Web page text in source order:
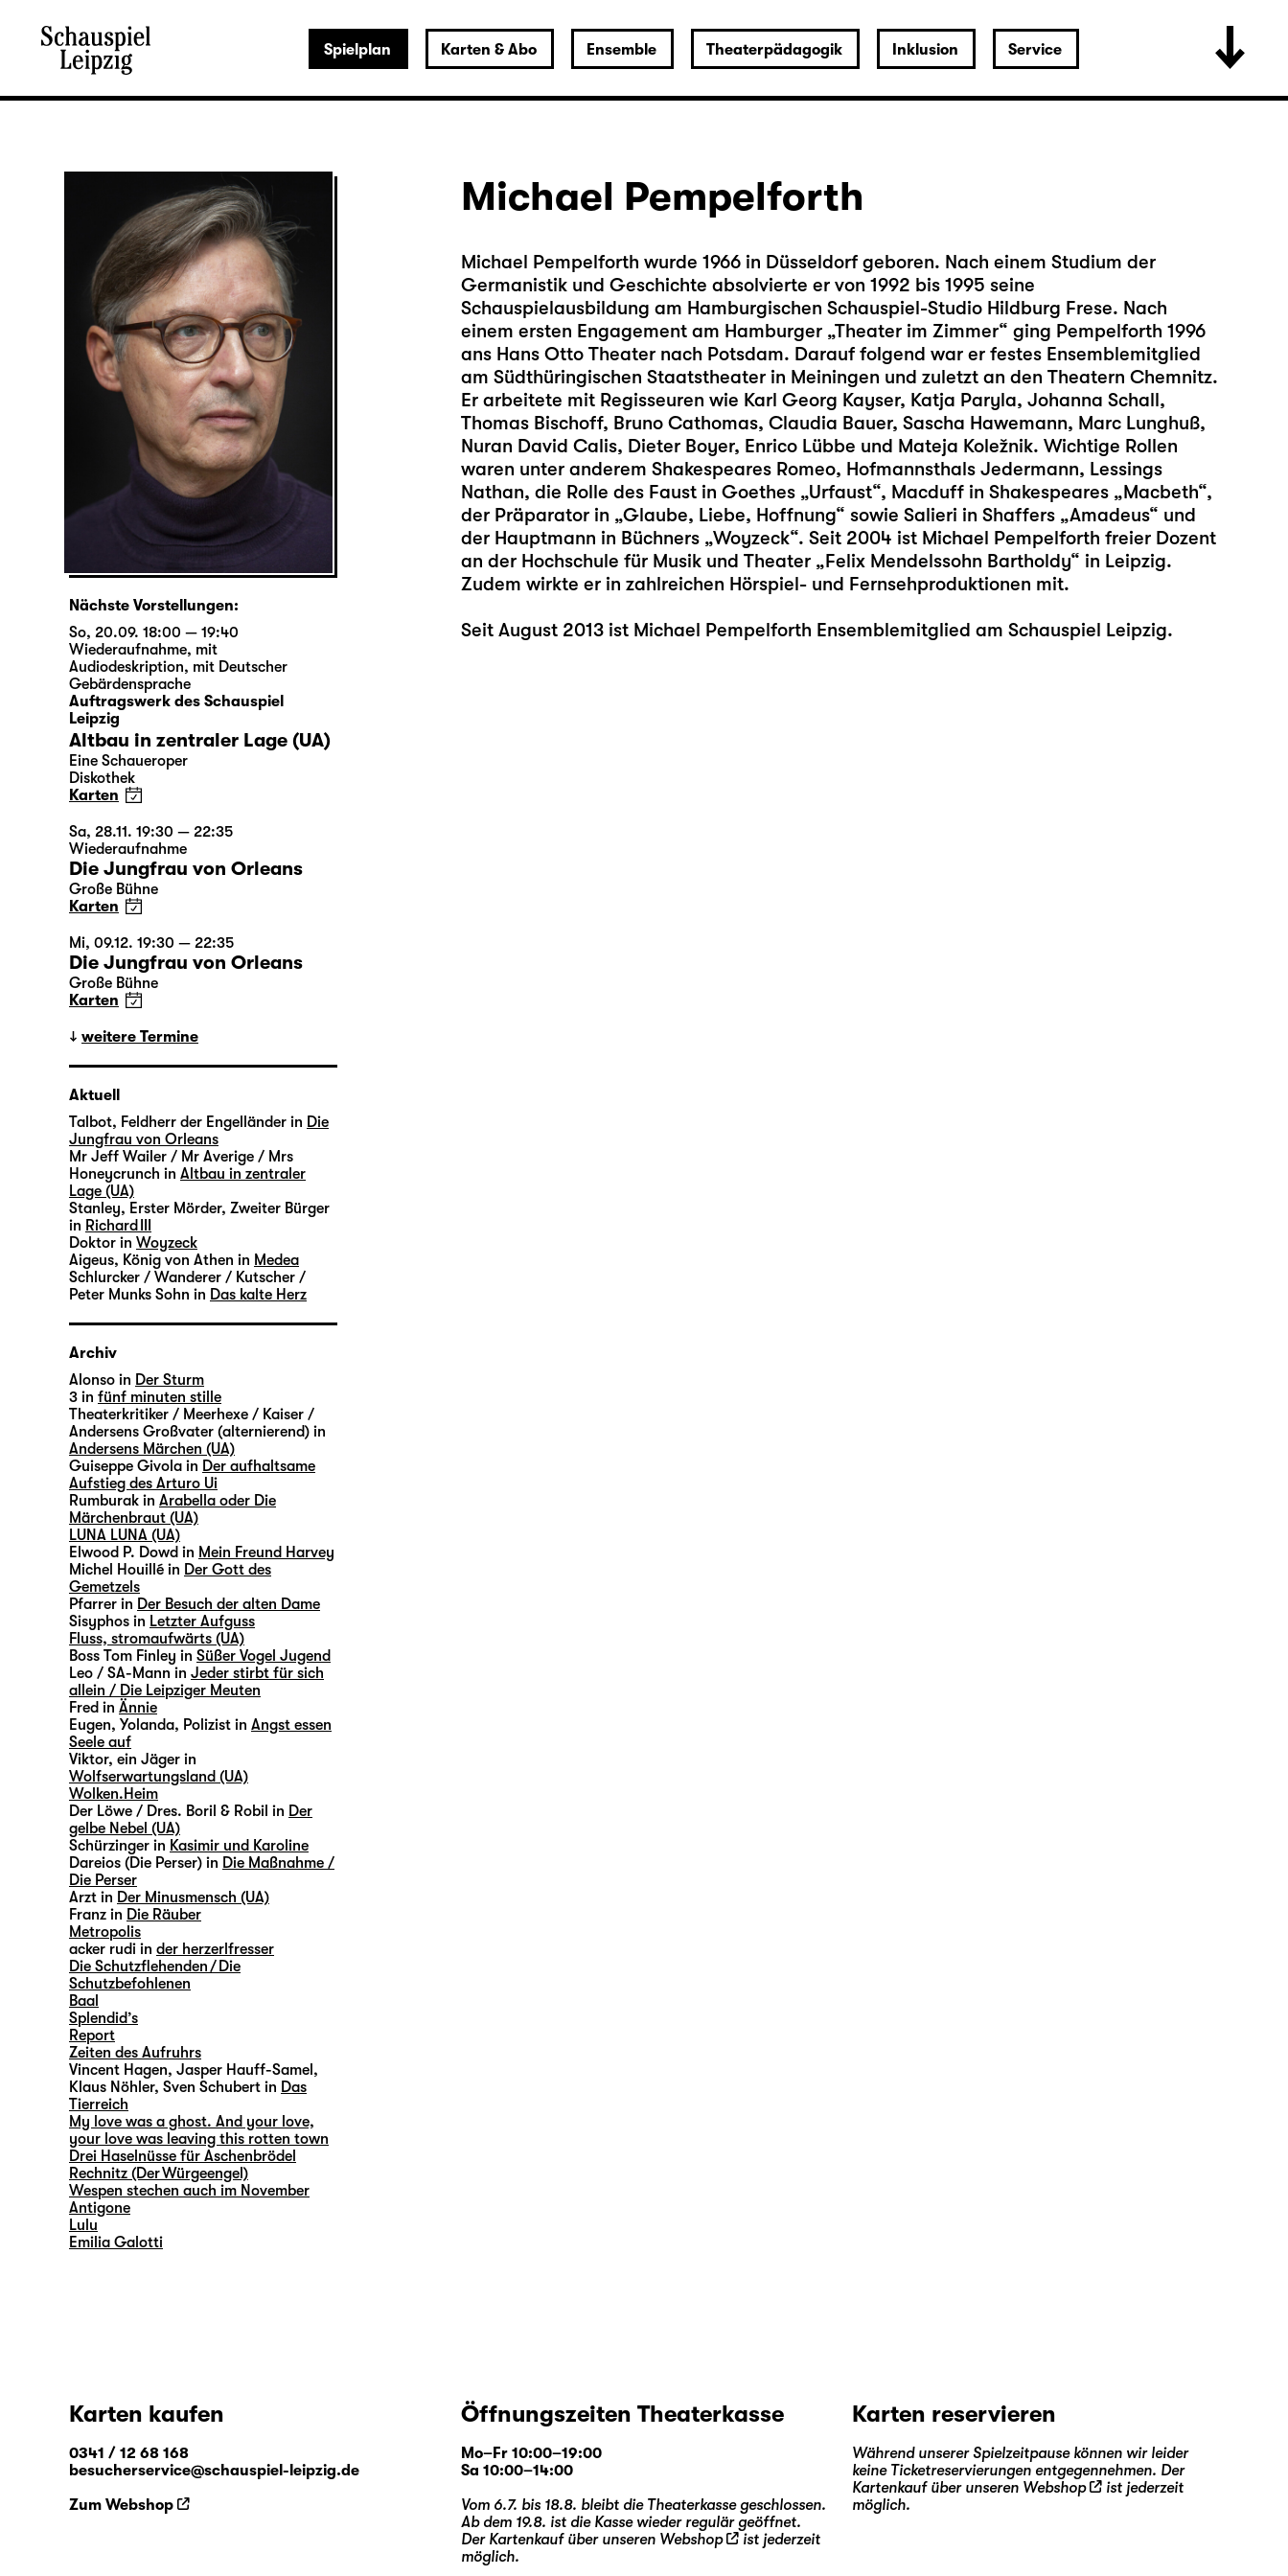
Spielplan Karten & Abo Ensemble Theaterpädagogik Inklusion Service
Michael Pempelforth
Michael Pempelforth wurde 1966 in Düsseldorf geboren. Nach einem Studium der
Germanistik und Geschichte absolvierte er von 1992 bis 1995 seine
Schauspielausbildung am Hamburgischen Schauspiel-Studio Hildburg Frese. Nach
einem ersten Engagement am Hamburger „Theater im Zimmer“ ging Pempelforth 1996
ans Hans Otto Theater nach Potsdam. Darauf folgend war er festes Ensemblemitglied
am Südthüringischen Staatstheater in Meiningen und zuletzt an den Theatern Chemnitz.
Er arbeitete mit Regisseuren wie Karl Georg Kayser, Katja Paryla, Johanna Schall,
Thomas Bischoff, Bruno Cathomas, Claudia Bauer, Sascha Hawemann, Marc Lunghuß,
Nuran David Calis, Dieter Boyer, Enrico Lübbe und Mateja Koležnik. Wichtige Rollen
waren unter anderem Shakespeares Romeo, Hofmannsthals Jedermann, Lessings
Nathan, die Rolle des Faust in Goethes „Urfaust“, Macduff in Shakespeares „Macbeth“,
der Präparator in „Glaube, Liebe, Hoffnung“ sowie Salieri in Shaffers „Amadeus“ und
der Hauptmann in Büchners „Woyzeck“. Seit 2004 ist Michael Pempelforth freier Dozent
an der Hochschule für Musik und Theater „Felix Mendelssohn Bartholdy“ in Leipzig.
Zudem wirkte er in zahlreichen Hörspiel- und Fernsehproduktionen mit.
Seit August 2013 ist Michael Pempelforth Ensemblemitglied am Schauspiel Leipzig.
Nächste Vorstellungen:
So, 20.09. 18:00 — 19:40
Wiederaufnahme, mit
Audiodeskription, mit Deutscher
Gebärdensprache
Auftragswerk des Schauspiel
Leipzig
Altbau in zentraler Lage (UA)
Eine Schaueroper
Diskothek
Karten
Sa, 28.11. 19:30 — 22:35
Wiederaufnahme
Die Jungfrau von Orleans
Große Bühne
Karten
Mi, 09.12. 19:30 — 22:35
Die Jungfrau von Orleans
Große Bühne
Karten
weitere Termine
Aktuell
Talbot, Feldherr der Engelländer in Die
Jungfrau von Orleans
Mr Jeff Wailer / Mr Averige / Mrs
Honeycrunch in Altbau in zentraler
Lage (UA)
Stanley, Erster Mörder, Zweiter Bürger
in Richard III
Doktor in Woyzeck
Aigeus, König von Athen in Medea
Schlurcker / Wanderer / Kutscher /
Peter Munks Sohn in Das kalte Herz
Archiv
Alonso in Der Sturm
3 in fünf minuten stille
Theaterkritiker / Meerhexe / Kaiser /
Andersens Großvater (alternierend) in
Andersens Märchen (UA)
Guiseppe Givola in Der aufhaltsame
Aufstieg des Arturo Ui
Rumburak in Arabella oder Die
Märchenbraut (UA)
LUNA LUNA (UA)
Elwood P. Dowd in Mein Freund Harvey
Michel Houillé in Der Gott des
Gemetzels
Pfarrer in Der Besuch der alten Dame
Sisyphos in Letzter Aufguss
Fluss, stromaufwärts (UA)
Boss Tom Finley in Süßer Vogel Jugend
Leo / SA-Mann in Jeder stirbt für sich
allein / Die Leipziger Meuten
Fred in Ännie
Eugen, Yolanda, Polizist in Angst essen
Seele auf
Viktor, ein Jäger in
Wolfserwartungsland (UA)
Wolken.Heim
Der Löwe / Dres. Boril & Robil in Der
gelbe Nebel (UA)
Schürzinger in Kasimir und Karoline
Dareios (Die Perser) in Die Maßnahme /
Die Perser
Arzt in Der Minusmensch (UA)
Franz in Die Räuber
Metropolis
acker rudi in der herzerlfresser
Die Schutzflehenden / Die
Schutzbefohlenen
Baal
Splendid’s
Report
Zeiten des Aufruhrs
Vincent Hagen, Jasper Hauff-Samel,
Klaus Nöhler, Sven Schubert in Das
Tierreich
My love was a ghost. And your love,
your love was leaving this rotten town
Drei Haselnüsse für Aschenbrödel
Rechnitz (Der Würgeengel)
Wespen stechen auch im November
Antigone
Lulu
Emilia Galotti
Karten kaufen
0341 / 12 68 168
besucherservice@schauspiel-leipzig.de
Zum Webshop
Öffnungszeiten Theaterkasse
Mo–Fr 10:00–19:00
Sa 10:00–14:00
Vom 6.7. bis 18.8. bleibt die Theaterkasse geschlossen.
Ab dem 19.8. ist die Kasse wieder regulär geöffnet.
Der Kartenkauf über unseren Webshop
ist jederzeit
möglich.
Karten reservieren
Während unserer Spielzeitpause können wir leider
keine Ticketreservierungen entgegennehmen. Der
Kartenkauf über unseren Webshop
ist jederzeit
möglich.